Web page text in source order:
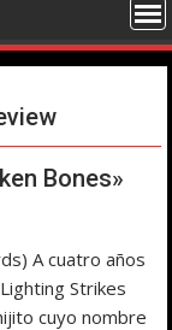
Bones»
A cuatro años
Strikes
cuyo nombre